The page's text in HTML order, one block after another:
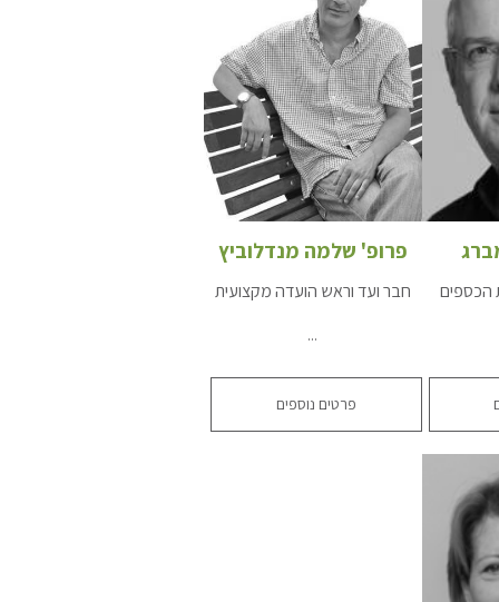
הכספים
פרופ' שלמה מנדלוביץ
חבר ועד וראש הועדה מקצועית
...
פרטים נוספים